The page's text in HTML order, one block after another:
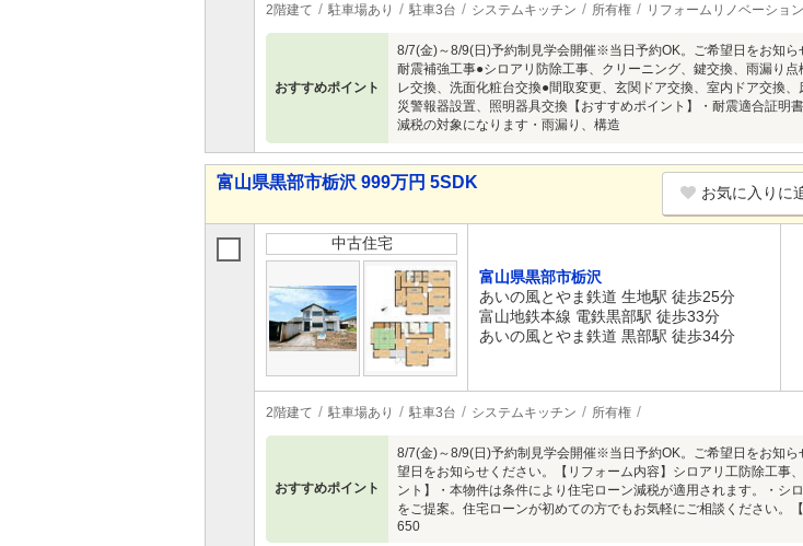
2階建て 駐車場あり 駐車3台 システムキッチン 所有権 リフォームリノベーション
おすすめポイント
8/7(金)～8/9(日)予約制見学会開催※当日予約OK。ご希望日をお知
耐震補強工事●シロアリ防除工事、クリーニング、鍵交換、雨漏り
レ交換、洗面化粧台交換●間取変更、玄関ドア交換、室内ドア交換
災警報器設置、照明器具交換【おすすめポイント】・耐震適合証
減税の対象になります・雨漏り、構造
富山県黒部市栃沢 999万円 5SDK
お気に入りに
中古住宅
富山県黒部市栃沢
あいの風とやま鉄道 生地駅 徒歩25分
富山地鉄本線 電鉄黒部駅 徒歩33分
あいの風とやま鉄道 黒部駅 徒歩34分
2階建て 駐車場あり 駐車3台 システムキッチン 所有権
おすすめポイント
8/7(金)～8/9(日)予約制見学会開催※当日予約OK。ご希望日をお知
望日をお知らせください。【リフォーム内容】シロアリ工防除工事
ント】・本物件は条件により住宅ローン減税が適用されます。・
をご提案。住宅ローンが初めての方でもお気軽にご相談ください
650